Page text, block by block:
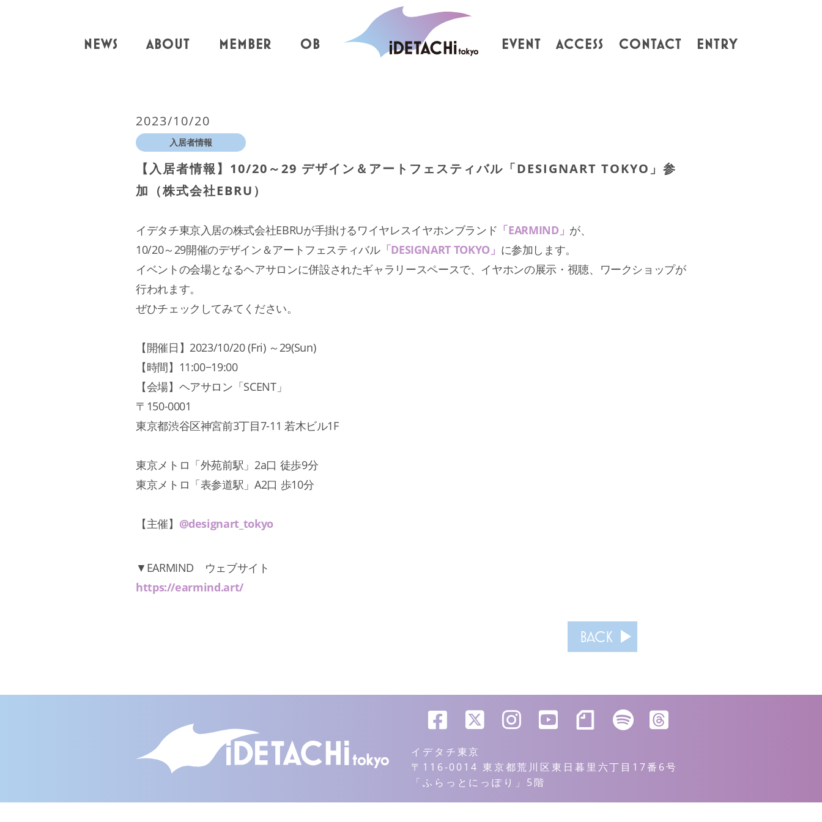
NEWS ABOUT MEMBER OB EVENT ACCESS CONTACT ENTRY
2023/10/20
入居者情報
【入居者情報】10/20～29 デザイン＆アートフェスティバル「DESIGNART TOKYO」参
加（株式会社EBRU）
イデタチ東京入居の株式会社EBRUが手掛けるワイヤレスイヤホンブランド 「EARMIND」 が、
10/20～29開催のデザイン＆アートフェスティバル「DESIGNART TOKYO」 に参加します。
イベントの会場となるヘアサロンに併設されたギャラリースペースで、イヤホンの展示・視聴、ワークショップが
行われます。
ぜひチェックしてみてください。
【開催日】2023/10/20 (Fri) ～29(Sun)
【時間】11:00−19:00
【会場】ヘアサロン「SCENT」
〒150-0001
東京都渋谷区神宮前3丁目7-11 若木ビル1F
東京メトロ「外苑前駅」2a口 徒歩9分
東京メトロ「表参道駅」A2口 歩10分
【主催】 @designart_tokyo
▼EARMIND ウェブサイト
https://earmind.art/
BACK
イデタチ東京
〒116-0014 東京都荒川区東日暮里六丁目17番6号
「ふらっとにっぽり」5階